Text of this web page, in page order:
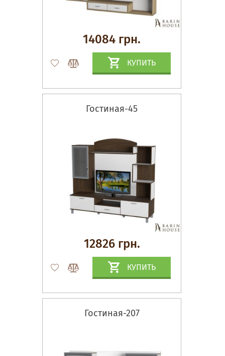
14084 грн.
КУПИТЬ
Гостиная-45
12826 грн.
КУПИТЬ
Гостиная-207